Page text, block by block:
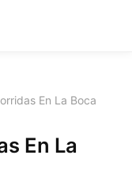
En La Boca
En La